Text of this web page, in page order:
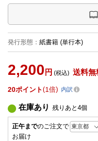
発行形態 ： 紙書籍 (単行本)
2,200 円 (税込) 送料無
20ポイント 1倍 内訳
在庫あり 残りあと 4個
正午までのご注文で
お届け